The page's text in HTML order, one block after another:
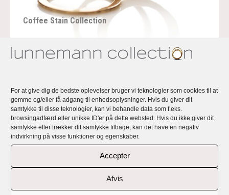
For at give dig de bedste oplevelser bruger vi teknologier som cookies til at
gemme og/eller få adgang til enhedsoplysninger. Hvis du giver dit
samtykke til disse teknologier, kan vi behandle data som f.eks.
browsingadfærd eller unikke ID'er på dette websted. Hvis du ikke giver dit
samtykke eller trækker dit samtykke tilbage, kan det have en negativ
indvirkning på visse funktioner og egenskaber.
Accepter
Afvis
Coffee Stain Collection
The Heart Way Collection